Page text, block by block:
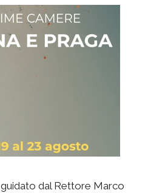
dal Rettore Marco